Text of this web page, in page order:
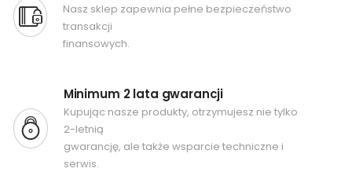
Nasz sklep zapewnia pełne bezpieczeństwo
transakcji
finansowych.
Minimum 2 lata gwarancji
Kupując nasze produkty, otrzymujesz nie tylko
2-letnią
gwarancję, ale także wsparcie techniczne i
serwis.